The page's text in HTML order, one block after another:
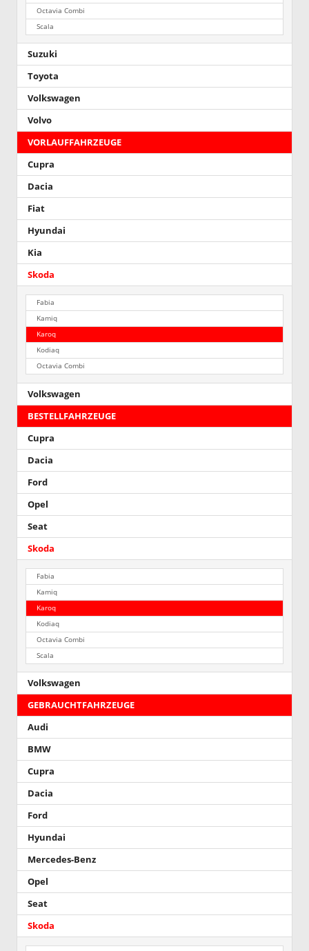
Octavia Combi
Scala
Suzuki
Toyota
Volkswagen
Volvo
VORLAUFFAHRZEUGE
Cupra
Dacia
Fiat
Hyundai
Kia
Skoda
Fabia
Kamiq
Karoq
Kodiaq
Octavia Combi
Volkswagen
BESTELLFAHRZEUGE
Cupra
Dacia
Ford
Opel
Seat
Skoda
Fabia
Kamiq
Karoq
Kodiaq
Octavia Combi
Scala
Volkswagen
GEBRAUCHTFAHRZEUGE
Audi
BMW
Cupra
Dacia
Ford
Hyundai
Mercedes-Benz
Opel
Seat
Skoda